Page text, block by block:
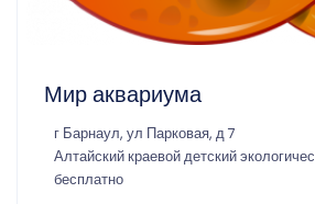
Мир аквариума
г Барнаул, ул Парковая, д 7
Алтайский краевой детский
бесплатно